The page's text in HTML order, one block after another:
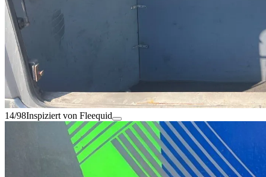
14/98Inspiziert von Fleequid